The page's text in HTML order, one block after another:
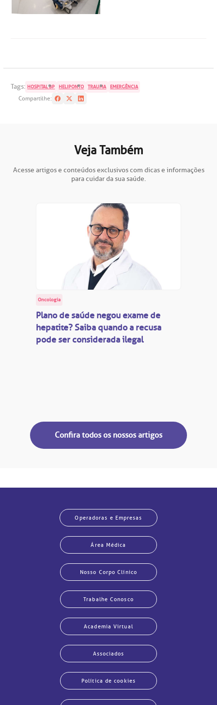
Tags: HOSPITAL BP HELIPONTO TRAUMA EMERGÊNCIA
Compartilhe:
Veja Também
Acesse artigos e conteúdos exclusivos com dicas e informações
para cuidar da sua saúde.
Oncologia
Plano de saúde negou exame de
hepatite? Saiba quando a recusa
pode ser considerada ilegal
Confira todos os nossos artigos
Operadoras e Empresas
Área Médica
Nosso Corpo Clínico
Trabalhe Conosco
Academia Virtual
Associados
Política de cookies